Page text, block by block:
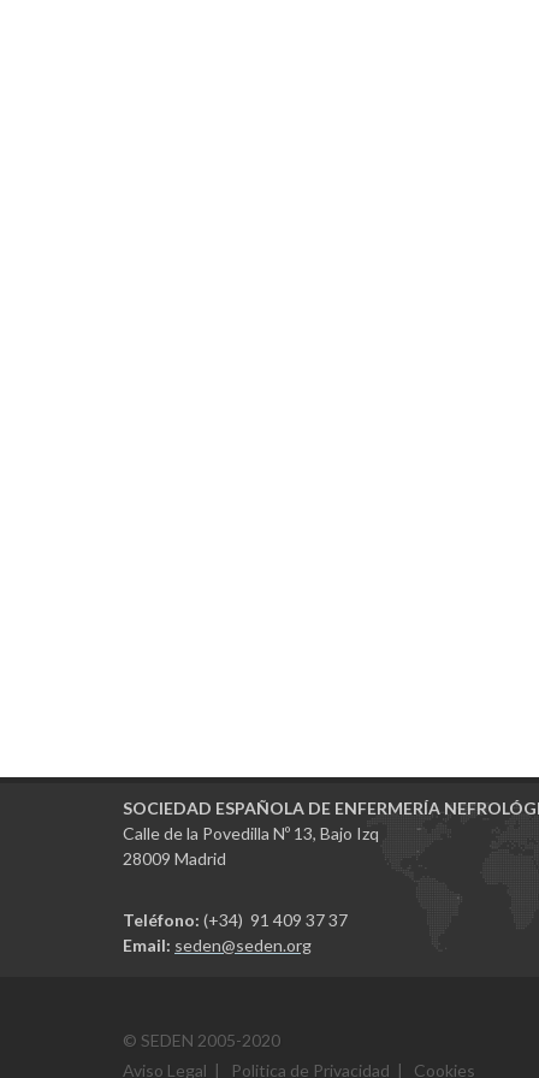
SOCIEDAD ESPAÑOLA DE ENFERMERÍA
Calle de la Povedilla Nº 13, Bajo Izq
28009 Madrid
Teléfono: (+34) 91 409 37 37
Email: seden@seden.org
© SEDEN 2005-2020
Aviso Legal | Politica de Privacidad | Cookies